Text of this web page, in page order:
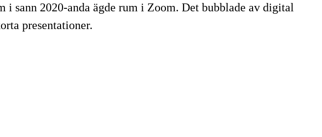
i sann 2020-anda ägde rum i Zoom. Det bubblade av digital
presentationer.